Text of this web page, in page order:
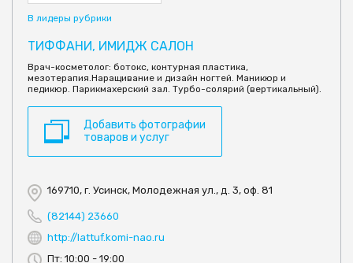
В лидеры рубрики
ТИФФАНИ, ИМИДЖ САЛОН
Врач-косметолог: ботокс, контурная пластика,
мезотерапия.Наращивание и дизайн ногтей. Маникюр и
педикюр. Парикмахерский зал. Турбо-солярий (вертикальный).
Добавить фотографии
товаров и услуг
169710, г. Усинск, Молодежная ул., д. 3, оф. 81
(82144) 23660
http://lattuf.komi-nao.ru
Пт: 10:00 - 19:00